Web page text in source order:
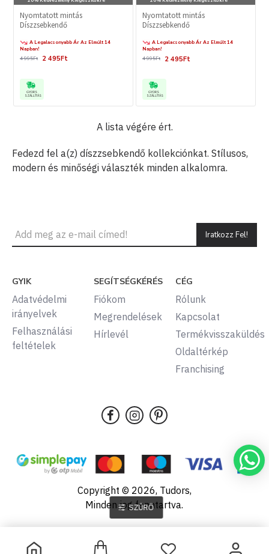
Fedezd fel a(z) díszzsebkendő kollekciónkat. Stílusos,
modern és minőségi választék minden alkalomra.
Nyomtatott mintás
Díszzsebkendő
A Legalacsonyabb Ár Az Elmúlt 14
Napban!
2 495Ft
4 995Ft
GYORS
SZÁLLÍTÁS
Nyomtatott mintás
Díszzsebkendő
A Legalacsonyabb Ár Az Elmúlt 14
Napban!
2 495Ft
4 995Ft
GYORS
SZÁLLÍTÁS
A lista végére ért.
Iratkozz Fel!
GYIK
Adatvédelmi
irányelvek
Felhasználási
feltételek
SEGÍTSÉGKÉRÉS
Fiókom
Megrendelések
Hírlevél
CÉG
Rólunk
Kapcsolat
Termékvisszaküldés
Oldaltérkép
Franchising
Copyright © 2026, Tudors,
Minden jog fenntartva.
SZŰRŐ